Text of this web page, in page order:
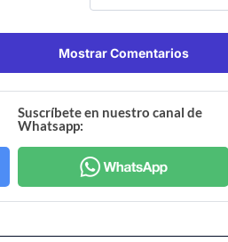
Mostrar Comentarios
Suscríbete en nuestro canal de
Whatsapp: